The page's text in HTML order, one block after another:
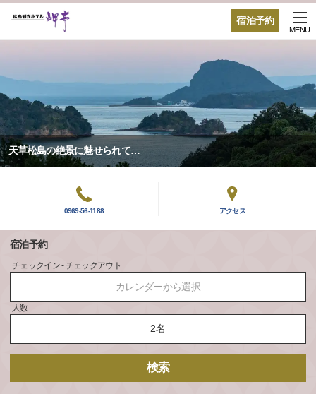
宿泊予約
MENU
天草松島の絶景に魅せられて…
0969-56-1188 アクセス
宿泊予約
チェックイン - チェックアウト
カレンダーから選択
人数
検索